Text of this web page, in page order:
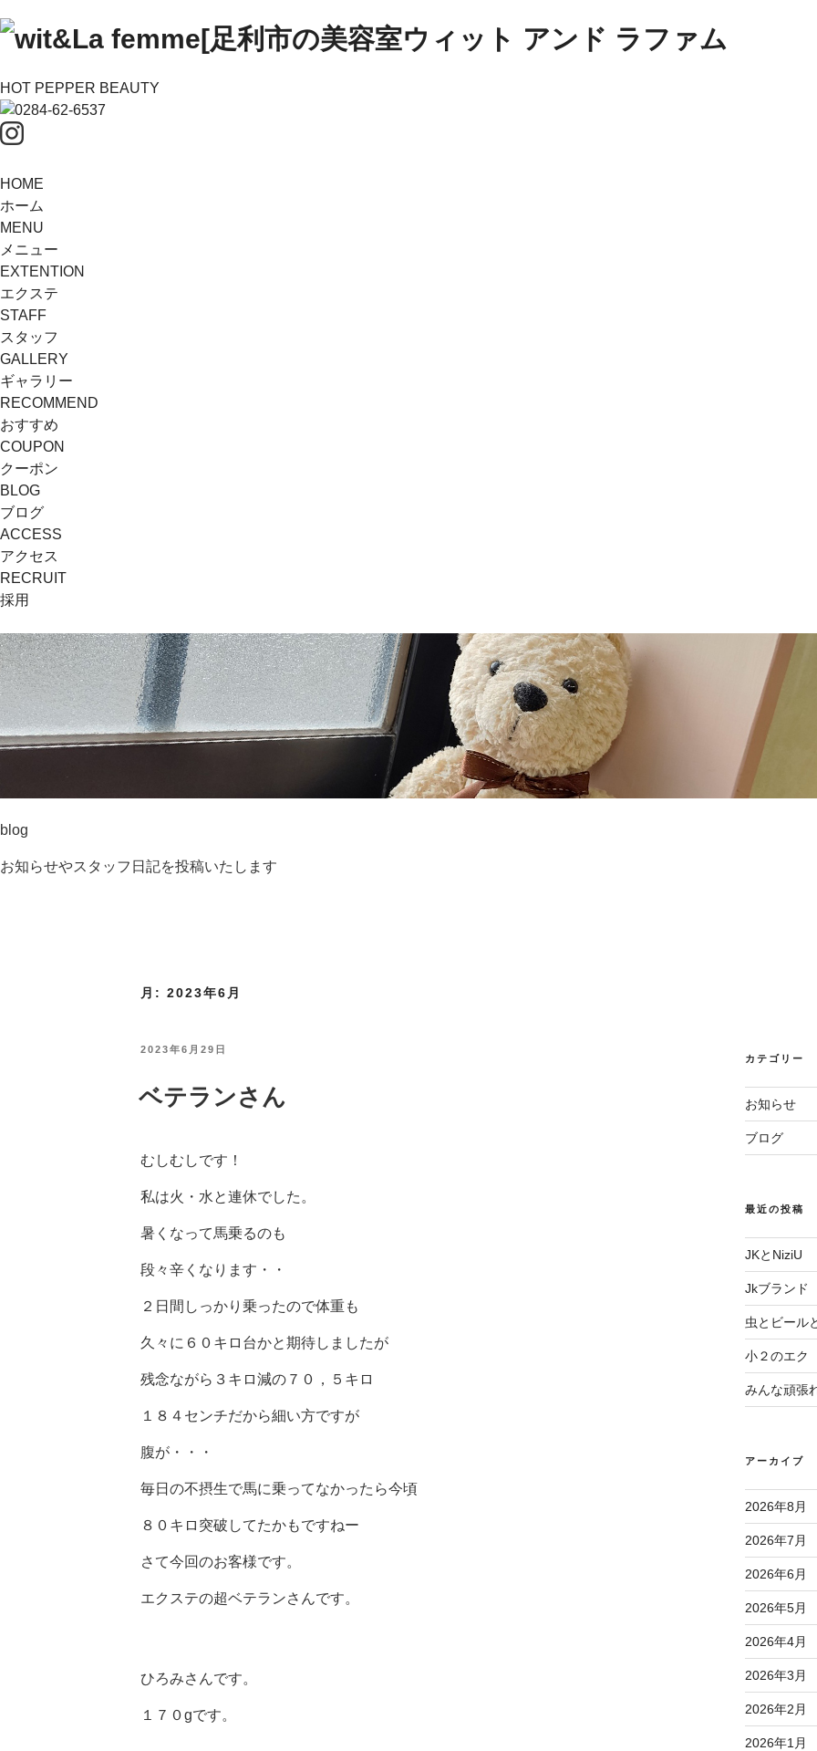
HOT PEPPER BEAUTY
HOME
ホーム
MENU
メニュー
EXTENTION
エクステ
STAFF
スタッフ
GALLERY
ギャラリー
RECOMMEND
おすすめ
COUPON
クーポン
BLOG
ブログ
ACCESS
アクセス
RECRUIT
採用
blog
お知らせやスタッフ日記を投稿いたします
月: 2023年6月
投
2023年6月29日
ベテランさん
むしむしです！
私は火・水と連休でした。
暑くなって馬乗るのも
段々辛くなります・・
２日間しっかり乗ったので体重も
久々に６０キロ台かと期待しましたが
残念ながら３キロ減の７０，５キロ
１８４センチだから細い方ですが
腹が・・・
毎日の不摂生で馬に乗ってなかったら今頃
８０キロ突破してたかもですねー
さて今回のお客様です。
エクステの超ベテランさんです。
ひろみさんです。
１７０gです。
カテゴリー
お知らせ
ブログ
最近の投稿
JKとNiziU
Jkブランド
虫とビール
小２のエク
みんな頑張
アーカイブ
2026年8月
2026年7月
2026年6月
2026年5月
2026年4月
2026年3月
2026年2月
2026年1月